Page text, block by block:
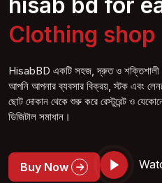
Gene shop
HisabBD একটি সহজ, দ্রুত ও শক্তিশালী
আপনি আপনার ব্যবসার বিক্রয়, স্টক এবং
ছোট দোকান থেকে শুরু করে রেস্টুরেন্ট ও
ডিজিটাল সমাধান।
Buy Now